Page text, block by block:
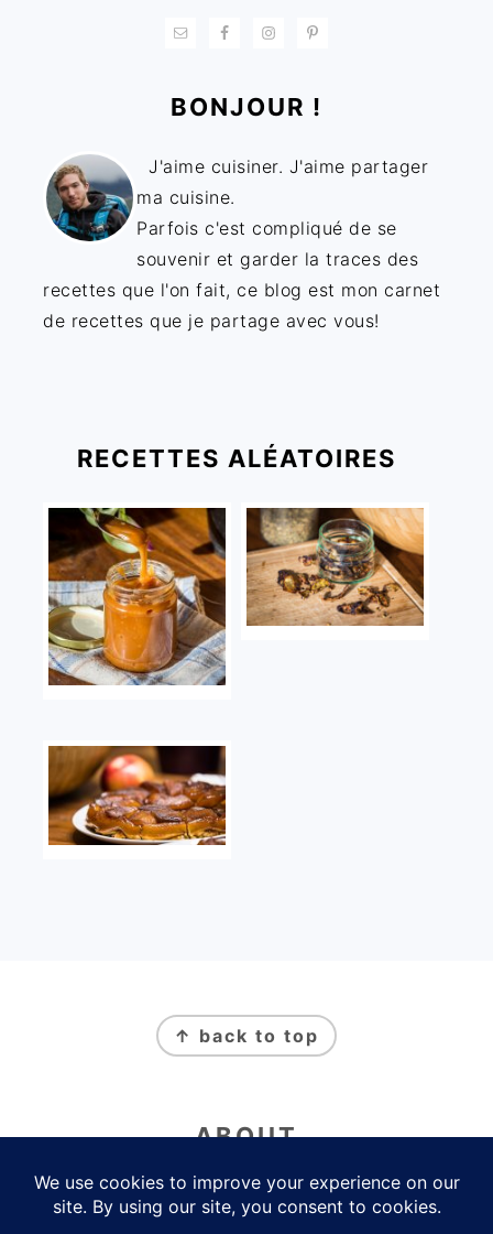
BONJOUR !
J'aime cuisiner. J'aime partager
ma cuisine.
Parfois c'est compliqué de se
souvenir et garder la traces des
recettes que l'on fait, ce blog est mon carnet
de recettes que je partage avec vous!
RECETTES ALÉATOIRES
↑ back to top
ABOUT
Newsletter
Politique de Confidentialité